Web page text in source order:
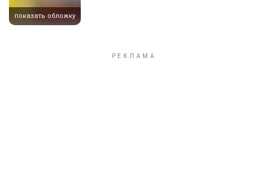
показать обложку